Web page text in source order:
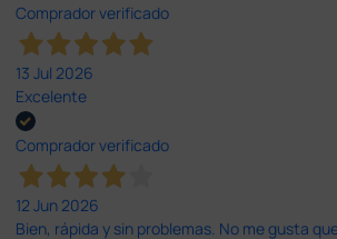
Comprador verificado
13 Jul 2026
Excelente
Comprador verificado
12 Jun 2026
Bien, rápida y sin problemas. No me gusta